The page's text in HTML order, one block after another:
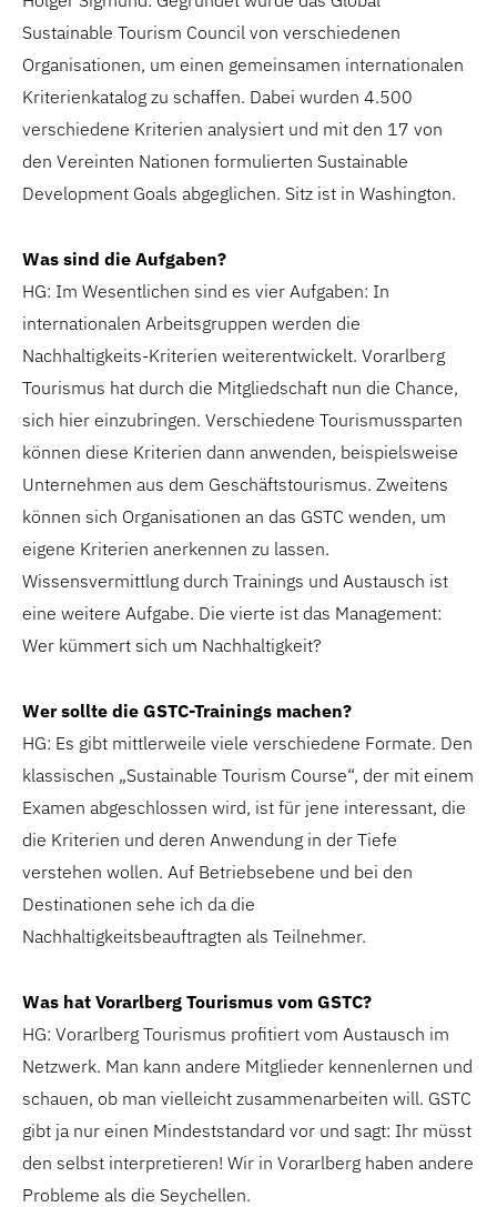
Sustainable Tourism Council von verschiedenen
Organisationen, um einen gemeinsamen internationalen
Kriterienkatalog zu schaffen. Dabei wurden 4.500
verschiedene Kriterien analysiert und mit den 17 von
den Vereinten Nationen formulierten Sustainable
Development Goals abgeglichen. Sitz ist in Washington.
Was sind die Aufgaben?
HG: Im Wesentlichen sind es vier Aufgaben: In
internationalen Arbeitsgruppen werden die
Nachhaltigkeits-Kriterien weiterentwickelt. Vorarlberg
Tourismus hat durch die Mitgliedschaft nun die Chance,
sich hier einzubringen. Verschiedene Tourismussparten
können diese Kriterien dann anwenden, beispielsweise
Unternehmen aus dem Geschäftstourismus. Zweitens
können sich Organisationen an das GSTC wenden, um
eigene Kriterien anerkennen zu lassen.
Wissensvermittlung durch Trainings und Austausch ist
eine weitere Aufgabe. Die vierte ist das Management:
Wer kümmert sich um Nachhaltigkeit?
Wer sollte die GSTC-Trainings machen?
HG: Es gibt mittlerweile viele verschiedene Formate. Den
klassischen „Sustainable Tourism Course“, der mit einem
Examen abgeschlossen wird, ist für jene interessant, die
die Kriterien und deren Anwendung in der Tiefe
verstehen wollen. Auf Betriebsebene und bei den
Destinationen sehe ich da die
Nachhaltigkeitsbeauftragten als Teilnehmer.
Was hat Vorarlberg Tourismus vom GSTC?
HG: Vorarlberg Tourismus profitiert vom Austausch im
Netzwerk. Man kann andere Mitglieder kennenlernen und
schauen, ob man vielleicht zusammenarbeiten will. GSTC
gibt ja nur einen Mindeststandard vor und sagt: Ihr müsst
den selbst interpretieren! Wir in Vorarlberg haben andere
Probleme als die Seychellen.